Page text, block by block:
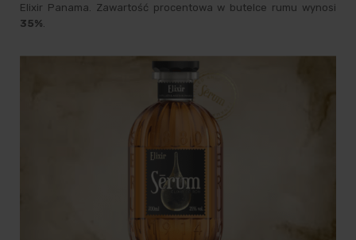
Elixir Panama. Zawartość procentowa w butelce rumu wynosi
35%